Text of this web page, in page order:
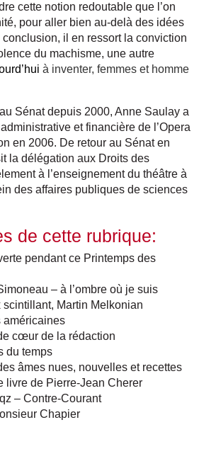
cette notion redoutable que l’on
pour aller bien au-delà des idées
il en ressort la conviction
du machisme, une autre
à inventer, femmes et homme
Sénat depuis 2000, Anne Saulay a
et financière de l’Opera
en 2006. De retour au Sénat en
la délégation aux Droits des
à l’enseignement du théâtre à
des affaires publiques de sciences
de cette rubrique:
pendant ce Printemps des
– à l’ombre où je suis
scintillant, Martin Melkonian
américaines
cœur de la rédaction
du temps
âmes nues, nouvelles et recettes
livre de Pierre-Jean Cherer
– Contre-Courant
Chapier